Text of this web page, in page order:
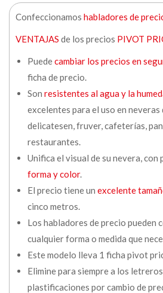
Confeccionamos habladores de
VENTAJAS de los precios PIVOT
Puedecambiar los precios en
ficha de precio.
Son resistentes al agua y la
excelentes para el uso en neveras
delicatesen, fruver, cafeterías,
restaurantes.
Unifica el visual de su nevera, con
forma y color.
El precio tiene un excelente
cinco metros.
Los habladores de precio pueden
cualquier forma o medida que
Este modelo lleva 1 ficha pivot
Elimine para siempre a los
plastificaciones por cambio de